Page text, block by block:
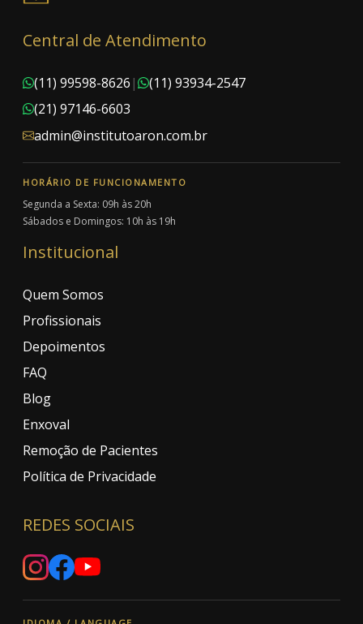
Central de Atendimento
(11) 99598-8626 |
(11) 93934-2547
(21) 97146-6603
admin@institutoaron.com.br
HORÁRIO DE FUNCIONAMENTO
Segunda a Sexta: 09h às 20h
Sábados e Domingos: 10h às 19h
Institucional
Quem Somos
Profissionais
Depoimentos
FAQ
Blog
Enxoval
Remoção de Pacientes
Política de Privacidade
REDES SOCIAIS